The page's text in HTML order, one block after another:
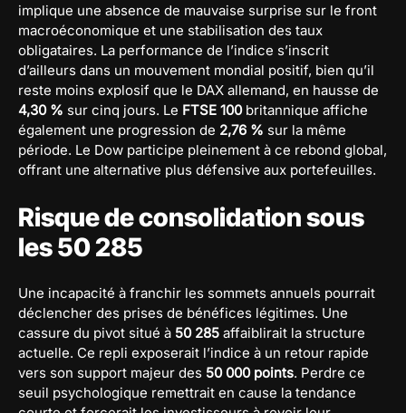
implique une absence de mauvaise surprise sur le front
macroéconomique et une stabilisation des taux
obligataires. La performance de l’indice s’inscrit
d’ailleurs dans un mouvement mondial positif, bien qu’il
reste moins explosif que le DAX allemand, en hausse de
4,30 % sur cinq jours. Le FTSE 100britannique affiche
également une progression de 2,76 % sur la même
période. Le Dow participe pleinement à ce rebond global,
offrant une alternative plus défensive aux portefeuilles.
Risque de consolidation sous
les 50 285
Une incapacité à franchir les sommets annuels pourrait
déclencher des prises de bénéfices légitimes. Une
cassure du pivot situé à 50 285 affaiblirait la structure
actuelle. Ce repli exposerait l’indice à un retour rapide
vers son support majeur des 50 000 points. Perdre ce
seuil psychologique remettrait en cause la tendance